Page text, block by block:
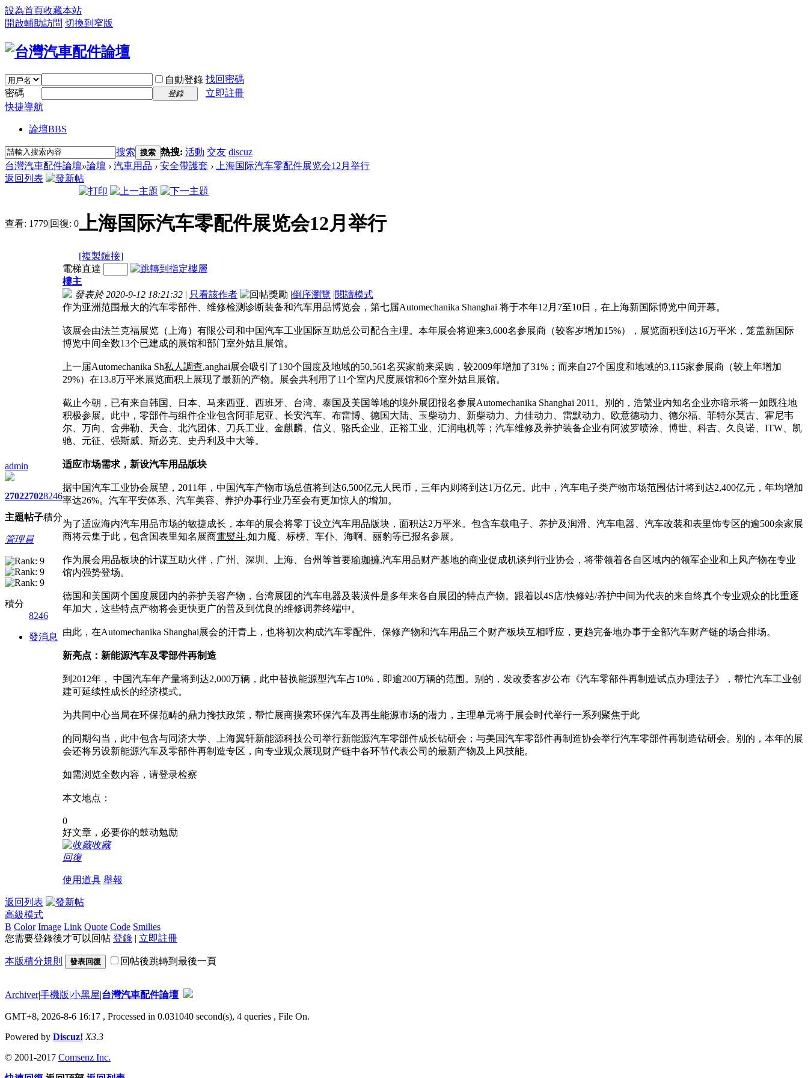
設為首頁收藏本站
開啟輔助訪問 切換到窄版
自動登錄 找回密碼
密碼
登錄
立即註冊
快捷導航
論壇BBS
搜索 搜索 熱搜: 活動 交友 discuz
台灣汽車配件論壇»論壇 › 汽車用品 › 安全帶護套 ›
上海国际汽车零配件展览会12月举行
返回列表
查看: 1779|回復: 0上海国际汽车零配件展览会12月举行
[複製鏈接]
admin
2702
主題
2702
帖子
8246
積分
管理員
積分
8246
發消息
電梯直達
樓主
發表於 2020-9-12 18:21:32 | 只看該作者 |倒序瀏覽 |閱讀模式
作为亚洲范围最大的汽车零部件、维修检测诊断装备和汽车用品博览会，第七届Automechanika Shanghai 将于本年12月7至10日，在上海新国际博览中间开幕。
该展会由法兰克福展览（上海）有限公司和中国汽车工业国际互助总公司配合主理。本年展会将迎来3,600名参展商（较客岁增加15%），展览面积到达16万平米，笼盖新国际
博览中间全数13个已建成的展馆和部门室外姑且展馆。
上一届Automechanika Sh私人調查,anghai展会吸引了130个国度及地域的50,561名买家前来采购，较2009年增加了31%；而来自27个国度和地域的3,115家参展商（较上年增加
29%）在13.8万平米展览面积上展现了最新的产物。展会共利用了11个室内尺度展馆和6个室外姑且展馆。
截止今朝，已有来自韩国、日本、马来西亚、西班牙、台湾、泰国及美国等地的境外展团报名参展Automechanika Shanghai 2011。别的，浩繁业内知名企业亦暗示将一如既往地
积极参展。此中，零部件与组件企业包含阿菲尼亚、长安汽车、布雷博、德国大陆、玉柴动力、新柴动力、力佳动力、雷默动力、欧意德动力、德尔福、菲特尔莫古、霍尼韦
尔、万向、舍弗勒、天合、北汽团体、刀兵工业、金麒麟、信义、骆氏企业、正裕工业、汇润电机等；汽车维修及养护装备企业有阿波罗喷涂、博世、科吉、久良诺、ITW、凯
驰、元征、强斯威、斯必克、史丹利及中大等。
适应市场需求，新设汽车用品版块
据中国汽车工业协会展望，2011年，中国汽车产物市场总值将到达6,500亿元人民币，三年内则将到达1万亿元。此中，汽车电子类产物市场范围估计将到达2,400亿元，年均增加
率达26%。汽车平安体系、汽车美容、养护办事行业乃至会有更加惊人的增加。
为了适应海内汽车用品市场的敏捷成长，本年的展会将零丁设立汽车用品版块，面积达2万平米。包含车载电子、养护及润滑、汽车电器、汽车改装和表里饰专区的逾500余家展
商将云集于此，包含国表里知名展商電熨斗,如力魔、标榜、车仆、海啊、丽豹等已报名参展。
作为展会用品板块的计谋互助火伴，广州、深圳、上海、台州等首要瑜珈褲,汽车用品财产基地的商业促成机谈判行业协会，将带领着各自区域内的领军企业和上风产物在专业
馆内强势登场。
德国和美国两个国度展团内的养护美容产物，台湾展团的汽车电器及装潢件是多年来各自展团的特点产物。跟着以4S店/快修站/养护中间为代表的来自终真个专业观众的比重逐
年加大，这些特点产物将会更快更广的普及到优良的维修调养终端中。
由此，在Automechanika Shanghai展会的汗青上，也将初次构成汽车零配件、保修产物和汽车用品三个财产板块互相呼应，更趋完备地办事于全部汽车财产链的场合排场。
新亮点：新能源汽车及零部件再制造
到2012年， 中国汽车年产量将到达2,000万辆，此中替换能源型汽车占10%，即逾200万辆的范围。别的，发改委客岁公布《汽车零部件再制造试点办理法子》，帮忙汽车工业创
建可延续性成长的经济模式。
为共同中心当局在环保范畴的鼎力搀扶政策，帮忙展商摸索环保汽车及再生能源市场的潜力，主理单元将于展会时代举行一系列聚焦于此
的同期勾当，此中包含与同济大学、上海翼轩新能源科技公司举行新能源汽车零部件成长钻研会；与美国汽车零部件再制造协会举行汽车零部件再制造钻研会。别的，本年的展
会还将另设新能源汽车及零部件再制造专区，向专业观众展现财产链中各环节代表公司的最新产物及上风技能。
如需浏览全数内容，请登录检察
本文地点：
0
好文章，必要你的鼓动勉励
收藏
回復
使用道具 舉報
返回列表
高級模式
B Color Image Link Quote Code Smilies
您需要登錄後才可以回帖 登錄 | 立即註冊
本版積分規則 發表回復 回帖後跳轉到最後一頁
Archiver|手機版|小黑屋|台灣汽車配件論壇
GMT+8, 2026-8-6 16:17 , Processed in 0.031040 second(s), 4 queries , File On.
Powered by Discuz! X3.3
© 2001-2017 Comsenz Inc.